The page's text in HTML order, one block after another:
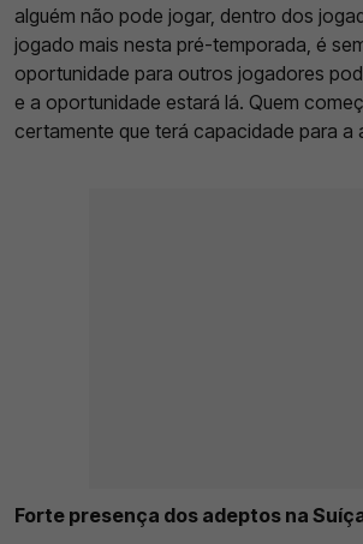
alguém não pode jogar, dentro dos
jogado mais nesta pré-temporada, é
oportunidade para outros jogadores
e a oportunidade estará lá. Quem
certamente que terá capacidade para a
Forte presença dos adeptos na